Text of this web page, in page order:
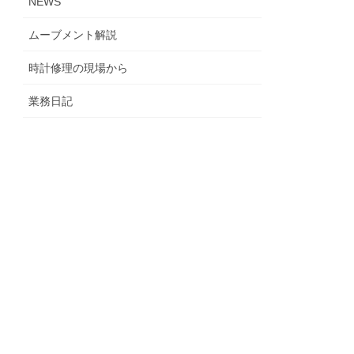
ムーブメント解説
時計修理の現場から
業務日記